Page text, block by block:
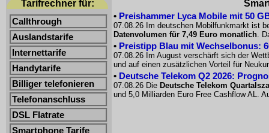
Tarifrechner für:
Callthrough
Auslandstarife
Internettarife
Handytarife
Billiger telefonieren
Telefonanschluss
DSL Flatrate
Smartphone Tarife
• Preishammer Lyca Mobile mit 50
07.08.26 Im deutschen Mobilfunkmarkt ist
Datenvolumen für 7,49 Euro monatlich.
• Preistipp Blau mit Wechselbonus:
07.08.26 Im August verschärft sich der
und auf einen zusätzlichen Vorteil für
• Deutsche Telekom Q2 2026:
07.08.26 Die Deutsche Telekom
und 5,0 Milliarden Euro Free Cashflow AL.